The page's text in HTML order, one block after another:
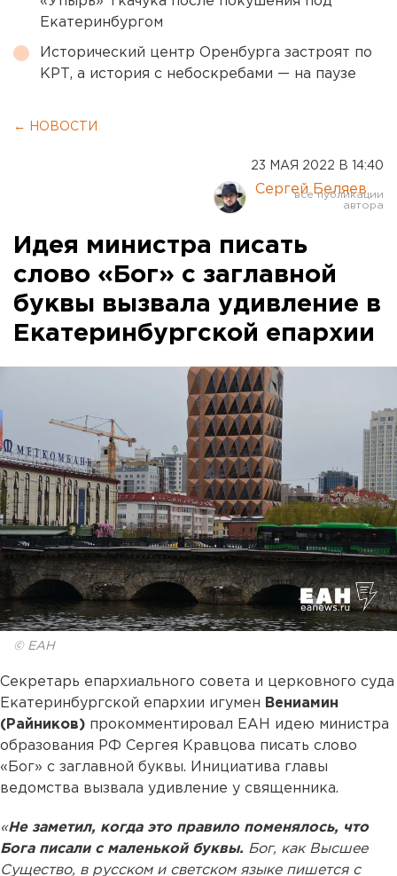
Екатеринбургом
Исторический центр Оренбурга застроят по
КРТ, а история с небоскребами — на паузе
← НОВОСТИ
23 МАЯ 2022 В 14:40
Сергей Беляев
Идея министра писать
слово «Бог» с заглавной
буквы вызвала удивление в
Екатеринбургской епархии
© ЕАН
Секретарь епархиального совета и церковного суда
Екатеринбургской епархии игумен Вениамин
(Райников) прокомментировал ЕАН идею министра
образования РФ Сергея Кравцова писать слово
«Бог» с заглавной буквы. Инициатива главы
ведомства вызвала удивление у священника.
«Не заметил, когда это правило поменялось, что
Бога писали с маленькой буквы. Бог, как Высшее
Существо, в русском и светском языке пишется с